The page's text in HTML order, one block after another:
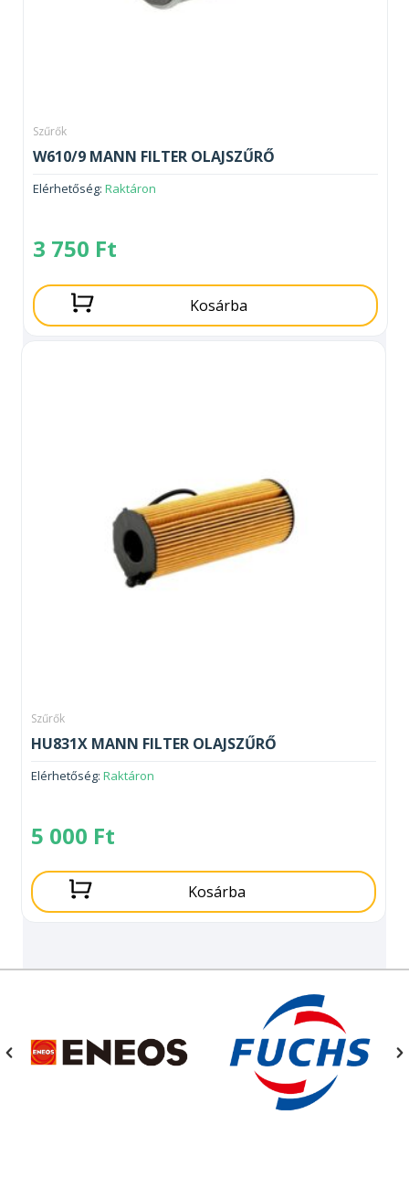
Szűrők
W610/9 MANN FILTER OLAJSZŰRŐ
Elérhetőség: Raktáron
3 750 Ft
Kosárba
Szűrők
HU831X MANN FILTER OLAJSZŰRŐ
Elérhetőség: Raktáron
5 000 Ft
Kosárba